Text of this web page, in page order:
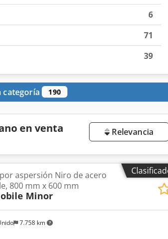
6
71
39
categoría 190
en venta Relevancia
7.758 km
aspersión Niro de acero
800 mm x 600 mm
Minor